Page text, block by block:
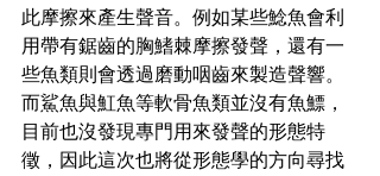
此摩擦來產生聲音。例如某些鯰魚會利
用帶有鋸齒的胸鰭棘摩擦發聲，還有一
些魚類則會透過磨動咽齒來製造聲響。
而鯊魚與魟魚等軟骨魚類並沒有魚鰾，
目前也沒發現專門用來發聲的形態特
徵，因此這次也將從形態學的方向尋找